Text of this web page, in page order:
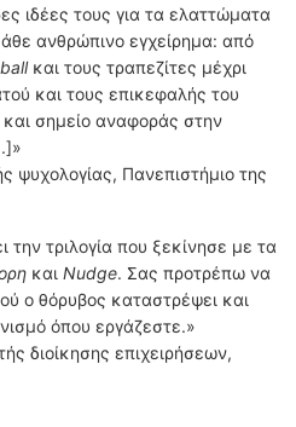
ιδέες τους για τα ελαττώματα
ανθρώπινο εγχείρημα: από
και τους τραπεζίτες μέχρι
και τους επικεφαλής του
σημείο αναφοράς στην
ψυχολογίας, Πανεπιστήμιο της
την τριλογία που ξεκίνησε με τα
και Νudge. Σας προτρέπω να
ο θόρυβος καταστρέψει και
όπου εργάζεστε.»
διοίκησης επιχειρήσεων,